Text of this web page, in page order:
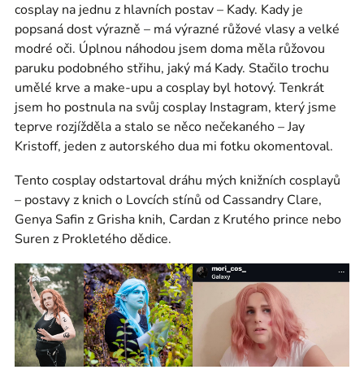
cosplay na jednu z hlavních postav – Kady. Kady je
popsaná dost výrazně – má výrazné růžové vlasy a velké
modré oči. Úplnou náhodou jsem doma měla růžovou
paruku podobného střihu, jaký má Kady. Stačilo trochu
umělé krve a make-upu a cosplay byl hotový. Tenkrát
jsem ho postnula na svůj cosplay Instagram, který jsme
teprve rozjížděla a stalo se něco nečekaného – Jay
Kristoff, jeden z autorského dua mi fotku okomentoval.
Tento cosplay odstartoval dráhu mých knižních cosplayů
– postavy z knich o Lovcích stínů od Cassandry Clare,
Genya Safin z Grisha knih, Cardan z Krutého prince nebo
Suren z Prokletého dědice.